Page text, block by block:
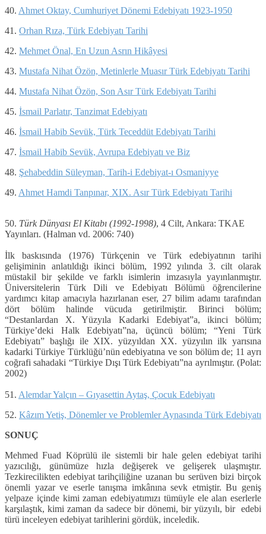
40. Ahmet Oktay, Cumhuriyet Dönemi Edebiyatı 1923-1950
41. Orhan Rıza, Türk Edebiyatı Tarihi
42. Mehmet Önal, En Uzun Asrın Hikâyesi
43. Mustafa Nihat Özön, Metinlerle Muasır Türk Edebiyatı Tarihi
44. Mustafa Nihat Özön, Son Asır Türk Edebiyatı Tarihi
45. İsmail Parlatır, Tanzimat Edebiyatı
46. İsmail Habib Sevük, Türk Teceddüt Edebiyatı Tarihi
47. İsmail Habib Sevük, Avrupa Edebiyatı ve Biz
48. Şehabeddin Süleyman, Tarih-i Edebiyat-ı Osmaniyye
49. Ahmet Hamdi Tanpınar, XIX. Asır Türk Edebiyatı Tarihi
50. Türk Dünyası El Kitabı (1992-1998), 4 Cilt, Ankara: TKAE
Yayınları. (Halman vd. 2006: 740)
İlk baskısında (1976) Türkçenin ve Türk edebiyatının tarihi
gelişiminin anlatıldığı ikinci bölüm, 1992 yılında 3. cilt olarak
müstakil bir şekilde ve farklı isimlerin imzasıyla yayınlanmıştır.
Üniversitelerin Türk Dili ve Edebiyatı Bölümü öğrencilerine
yardımcı kitap amacıyla hazırlanan eser, 27 bilim adamı tarafından
dört bölüm halinde vücuda getirilmiştir. Birinci bölüm;
“Destanlardan X. Yüzyıla Kadarki Edebiyat”a, ikinci bölüm;
Türkiye’deki Halk Edebiyatı”na, üçüncü bölüm; “Yeni Türk
Edebiyatı” başlığı ile XIX. yüzyıldan XX. yüzyılın ilk yarısına
kadarki Türkiye Türklüğü’nün edebiyatına ve son bölüm de; 11 ayrı
coğrafi sahadaki “Türkiye Dışı Türk Edebiyatı”na ayrılmıştır. (Polat:
2002)
51. Alemdar Yalçın – Gıyasettin Aytaş, Çocuk Edebiyatı
52. Kâzım Yetiş, Dönemler ve Problemler Aynasında Türk Edebiyatı
SONUÇ
Mehmed Fuad Köprülü ile sistemli bir hale gelen edebiyat tarihi
yazıcılığı, günümüze hızla değişerek ve gelişerek ulaşmıştır.
Tezkirecilikten edebiyat tarihçiliğine uzanan bu serüven bizi birçok
önemli yazar ve eserle tanışma imkânına sevk etmiştir. Bu geniş
yelpaze içinde kimi zaman edebiyatımızı tümüyle ele alan eserlerle
karşılaştık, kimi zaman da sadece bir dönemi, bir yüzyılı, bir edebi
türü inceleyen edebiyat tarihlerini gördük, inceledik.